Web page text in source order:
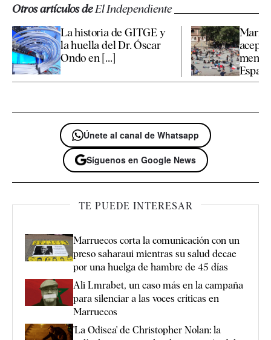
Otros artículos deEl Independiente
La historia de GITGE y
la huella del Dr. Óscar
Ondo en [...]
Únete al canal de Whatsapp
Síguenos en Google News
TE PUEDE INTERESAR
Marruecos corta la comunicación con un
preso saharaui mientras su salud decae
por una huelga de hambre de 45 días
Ali Lmrabet, un caso más en la campaña
para silenciar a las voces críticas en
Marruecos
'La Odisea' de Christopher Nolan: la